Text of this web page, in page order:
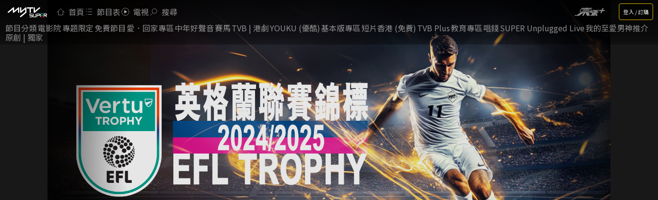
首頁 節目表 電視 搜尋 登入 / 訂購
節目分類電影院專題限定 免費節目 愛．回家專區中年好聲音賽馬TVB | 港劇YOUKU (優酷)基本版專區短片香港 (免費) TVB Plus教育專區唱錢SUPER Unplugged Live我的至愛男神推介
原創 | 獨家